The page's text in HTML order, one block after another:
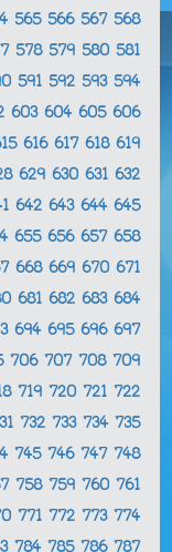
565 566 567 568
578 579 580 581
591 592 593 594
603 604 605 606
616 617 618 619
629 630 631 632
642 643 644 645
655 656 657 658
668 669 670 671
681 682 683 684
694 695 696 697
706 707 708 709
719 720 721 722
732 733 734 735
745 746 747 748
758 759 760 761
771 772 773 774